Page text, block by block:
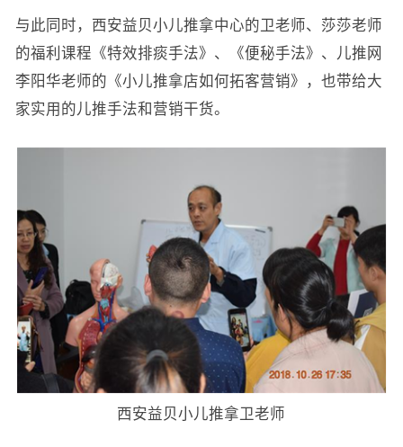
与此同时，西安益贝小儿推拿中心的卫老师、莎莎老师
的福利课程《特效排痰手法》、《便秘手法》、儿推网
李阳华老师的《小儿推拿店如何拓客营销》，也带给大
家实用的儿推手法和营销干货。
西安益贝小儿推拿卫老师